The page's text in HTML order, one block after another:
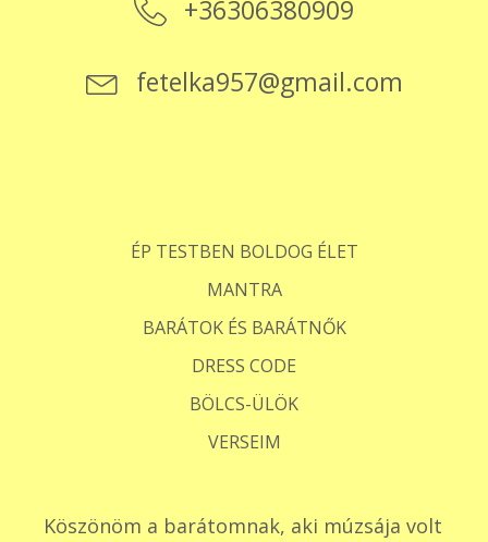
+36306380909
fetelka957@gmail.com
ÉP TESTBEN BOLDOG ÉLET
MANTRA
BARÁTOK ÉS BARÁTNŐK
DRESS CODE
BÖLCS-ÜLÖK
VERSEIM
Köszönöm a barátomnak, aki múzsája volt